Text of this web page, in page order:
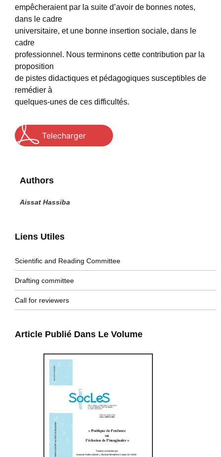
Liens Utiles
Scientific and Reading Committee
Drafting committee
Call for reviewers
Article Publié Dans Le Volume
empêcheraient par la suite d’avoir de bonnes notes,
dans le cadre
universitaire, et une bonne insertion sociale, dans le
cadre
professionnel. Nous terminons cette contribution par la
proposition
de pistes didactiques et pédagogiques susceptibles de
remédier à
quelques-unes de ces difficultés.
Telecharger
Authors
Aissat Hassiba